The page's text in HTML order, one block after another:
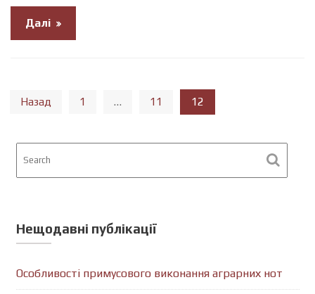
Далі
Навігація
Назад 1 … 11 12
Нещодавні публікації
Особливості примусового виконання аграрних нот